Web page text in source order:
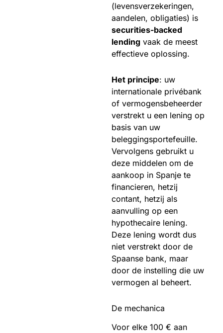
(levensverzekeringen,
aandelen, obligaties) is
securities-backed
lending vaak de meest
effectieve oplossing.
Het principe: uw
internationale privébank
of vermogensbeheerder
verstrekt u een lening op
basis van uw
beleggingsportefeuille.
Vervolgens gebruikt u
deze middelen om de
aankoop in Spanje te
financieren, hetzij
contant, hetzij als
aanvulling op een
hypothecaire lening.
Deze lening wordt dus
niet verstrekt door de
Spaanse bank, maar
door de instelling die uw
vermogen al beheert.
De mechanica
Voor elke 100 € aan